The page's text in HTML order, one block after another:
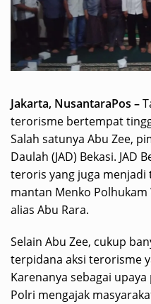
Jakarta, NusantaraPos –
terorisme bertempat
Salah satunya Abu Zee,
Daulah (JAD) Bekasi. JAD
teroris yang juga
mantan Menko
alias Abu Rara.
Selain Abu Zee, cukup
terpidana aksi terorisme
Karenanya sebagai
Polri mengajak